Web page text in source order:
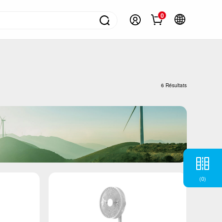
Réfrigérateurs
Climatiseur
à laver
Petits appareils électroménagers
0
6 Résultats
(0)